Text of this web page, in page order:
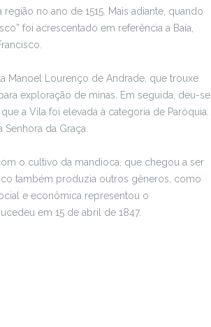
no ano de 1515. Mais adiante, quando
foi acrescentado em referência a Baía,
Manoel Lourenço de Andrade, que trouxe
exploração de minas. Em seguida, deu-se
a Vila foi elevada à categoria de Paróquia.
da Graça.
o cultivo da mandioca, que chegou a ser
também produzia outros gêneros, como
e econômica representou o
em 15 de abril de 1847.